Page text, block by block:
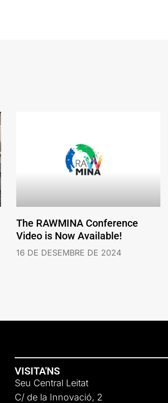
The RAWMINA Conference
Video is Now Available!
16 DE DESEMBRE DE 2024
VISITA'NS
Seu Central Leitat
C/ de la Innovació, 2